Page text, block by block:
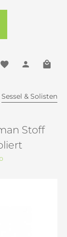
Sessel & Solisten
Stoff